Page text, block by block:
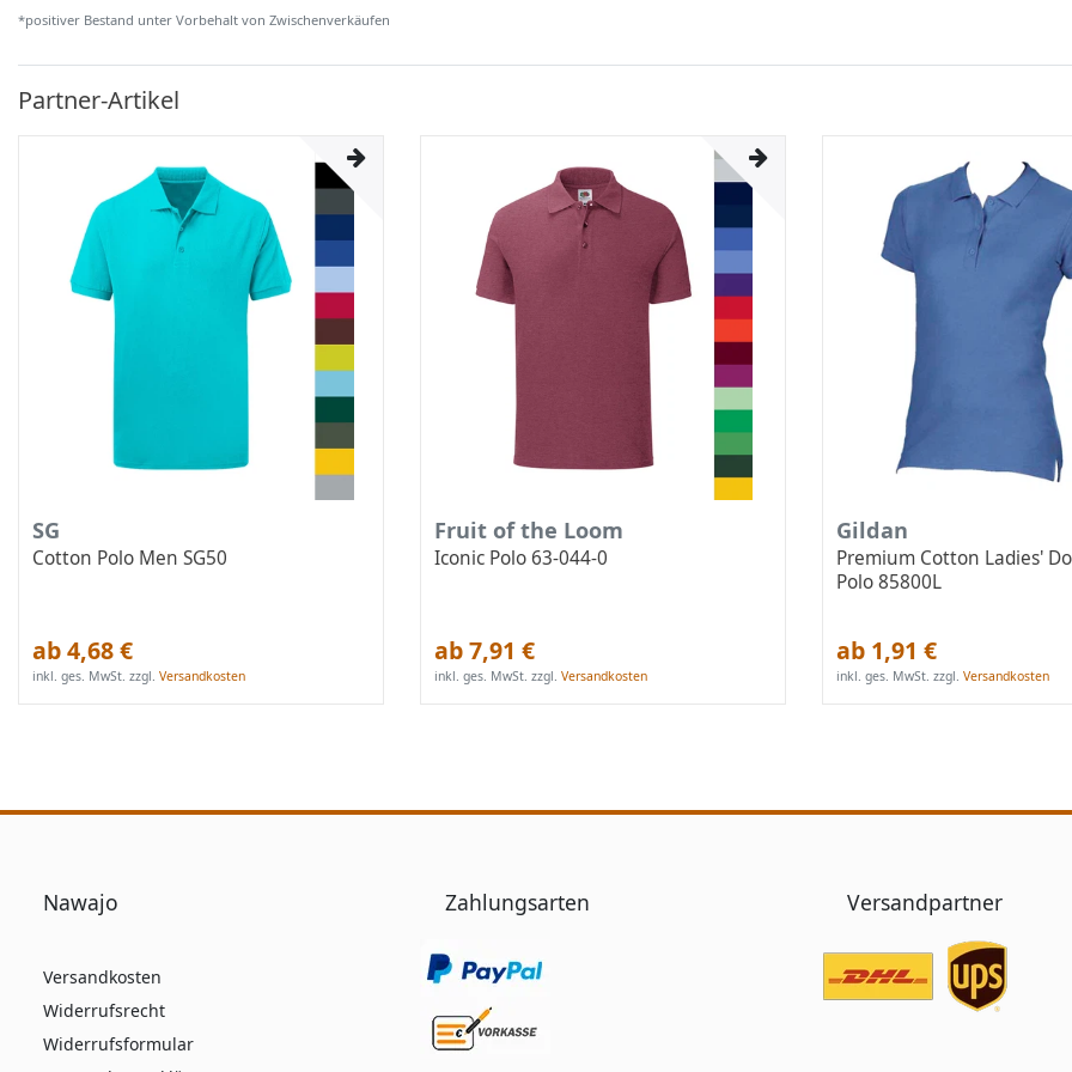
*positiver Bestand unter Vorbehalt von Zwischenverkäufen
Partner-Artikel
SG
Cotton Polo Men SG50
ab 4,68 €
inkl. ges. MwSt. zzgl.Versandkosten
Fruit of the Loom
Iconic Polo 63-044-0
ab 7,91 €
inkl. ges. MwSt. zzgl.Versandkosten
Gildan
Premium Cotton Ladies'
Polo 85800L
ab 1,91 €
inkl. ges. MwSt. zzgl.Versandkosten
Nawajo
Versandkosten
Widerrufsrecht
Widerrufsformular
Zahlungsarten Versandpartner